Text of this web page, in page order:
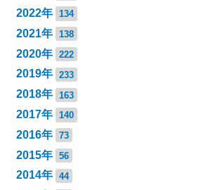
2022年 134
2021年 138
2020年 222
2019年 233
2018年 163
2017年 140
2016年 73
2015年 56
2014年 44